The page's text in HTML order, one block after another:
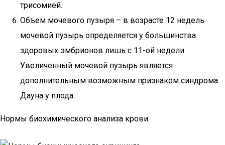
трисомией.
Объем мочевого пузыря – в возрасте 12 недель
мочевой пузырь определяется у большинства
здоровых эмбрионов лишь с 11-ой недели.
Увеличенный мочевой пузырь является
дополнительным возможным признаком синдрома
Дауна у плода.
Нормы биохимического анализа крови